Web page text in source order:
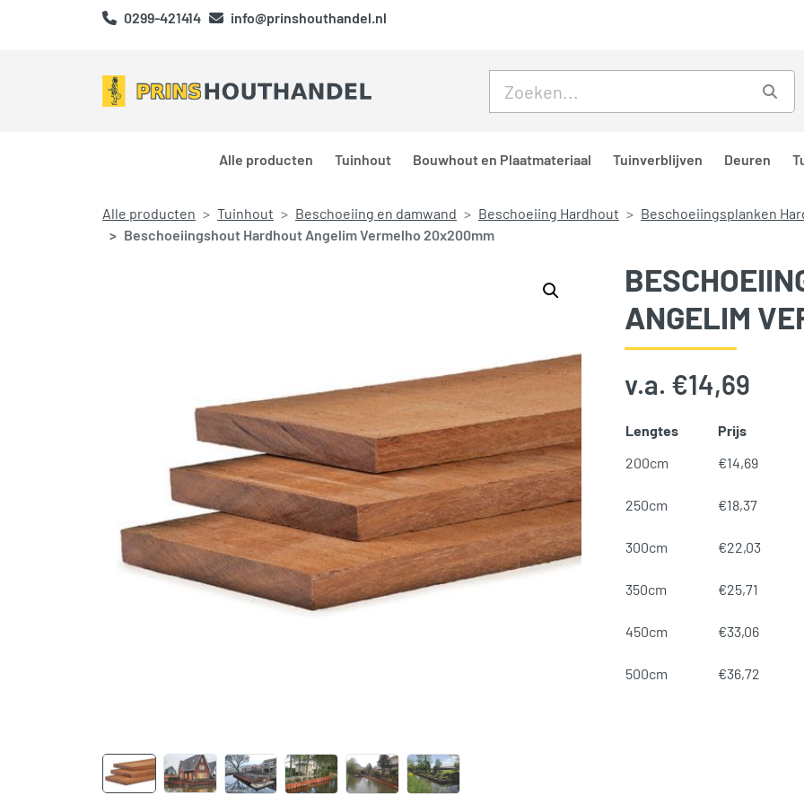
0299-421414 info@prinshouthandel.nl
Alle producten Tuinhout Bouwhout en Plaatmateriaal Tuinverblijven Deuren
Alle producten Tuinhout Beschoeiing en damwand Beschoeiing Hardhout
Beschoeiingsplanken
Beschoeiingshout Hardhout Angelim Vermelho 20x200mm
ANGELIM
v.a. €14,69
Lengtes Prijs
200cm
€14,69
250cm €18,37
300cm €22,03
350cm €25,71
450cm €33,06
500cm €36,72